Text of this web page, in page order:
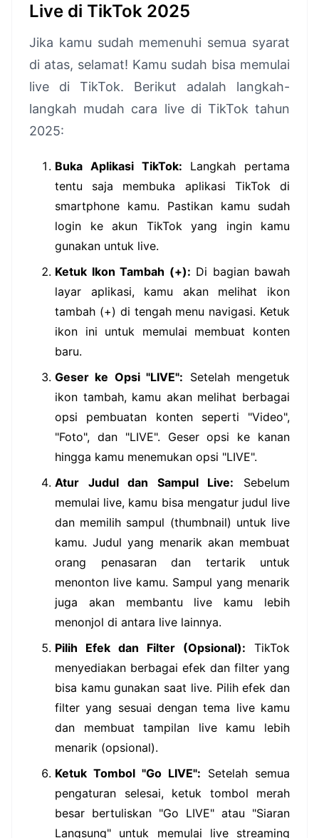
Live di TikTok 2025
Jika kamu sudah memenuhi semua syarat
di atas, selamat! Kamu sudah bisa memulai
live di TikTok. Berikut adalah langkah-
langkah mudah cara live di TikTok tahun
2025:
Buka Aplikasi TikTok: Langkah pertama
tentu saja membuka aplikasi TikTok di
smartphone kamu. Pastikan kamu sudah
login ke akun TikTok yang ingin kamu
gunakan untuk live.
Ketuk Ikon Tambah (+): Di bagian bawah
layar aplikasi, kamu akan melihat ikon
tambah (+) di tengah menu navigasi. Ketuk
ikon ini untuk memulai membuat konten
baru.
Geser ke Opsi "LIVE": Setelah mengetuk
ikon tambah, kamu akan melihat berbagai
opsi pembuatan konten seperti "Video",
"Foto", dan "LIVE". Geser opsi ke kanan
hingga kamu menemukan opsi "LIVE".
Atur Judul dan Sampul Live: Sebelum
memulai live, kamu bisa mengatur judul live
dan memilih sampul (thumbnail) untuk live
kamu. Judul yang menarik akan membuat
orang penasaran dan tertarik untuk
menonton live kamu. Sampul yang menarik
juga akan membantu live kamu lebih
menonjol di antara live lainnya.
Pilih Efek dan Filter (Opsional): TikTok
menyediakan berbagai efek dan filter yang
bisa kamu gunakan saat live. Pilih efek dan
filter yang sesuai dengan tema live kamu
dan membuat tampilan live kamu lebih
menarik (opsional).
Ketuk Tombol "Go LIVE": Setelah semua
pengaturan selesai, ketuk tombol merah
besar bertuliskan "Go LIVE" atau "Siaran
Langsung" untuk memulai live streaming